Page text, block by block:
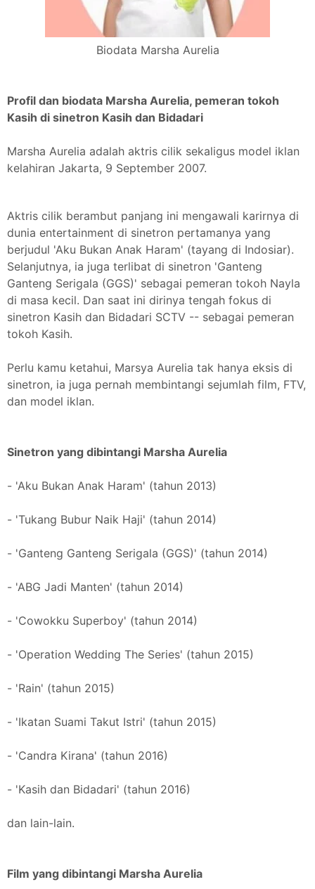
Biodata Marsha Aurelia
Profil dan biodata Marsha Aurelia, pemeran tokoh
Kasih di sinetron Kasih dan Bidadari
Marsha Aurelia adalah aktris cilik sekaligus model iklan
kelahiran Jakarta, 9 September 2007.
Aktris cilik berambut panjang ini mengawali karirnya di
dunia entertainment di sinetron pertamanya yang
berjudul 'Aku Bukan Anak Haram' (tayang di Indosiar).
Selanjutnya, ia juga terlibat di sinetron 'Ganteng
Ganteng Serigala (GGS)' sebagai pemeran tokoh Nayla
di masa kecil. Dan saat ini dirinya tengah fokus di
sinetron Kasih dan Bidadari SCTV -- sebagai pemeran
tokoh Kasih.
Perlu kamu ketahui, Marsya Aurelia tak hanya eksis di
sinetron, ia juga pernah membintangi sejumlah film, FTV,
dan model iklan.
Sinetron yang dibintangi Marsha Aurelia
- 'Aku Bukan Anak Haram' (tahun 2013)
- 'Tukang Bubur Naik Haji' (tahun 2014)
- 'Ganteng Ganteng Serigala (GGS)' (tahun 2014)
- 'ABG Jadi Manten' (tahun 2014)
- 'Cowokku Superboy' (tahun 2014)
- 'Operation Wedding The Series' (tahun 2015)
- 'Rain' (tahun 2015)
- 'Ikatan Suami Takut Istri' (tahun 2015)
- 'Candra Kirana' (tahun 2016)
- 'Kasih dan Bidadari' (tahun 2016)
dan lain-lain.
Film yang dibintangi Marsha Aurelia